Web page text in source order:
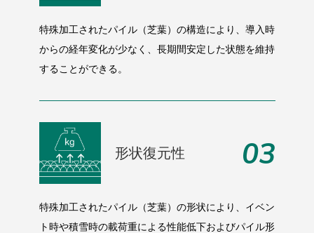
特殊加工されたパイル（芝葉）の構造により、導入時
からの経年変化が少なく、長期間安定した状態を維持
することができる。
形状復元性 03
特殊加工されたパイル（芝葉）の形状により、イベン
ト時や積雪時の載荷重による性能低下およびパイル形